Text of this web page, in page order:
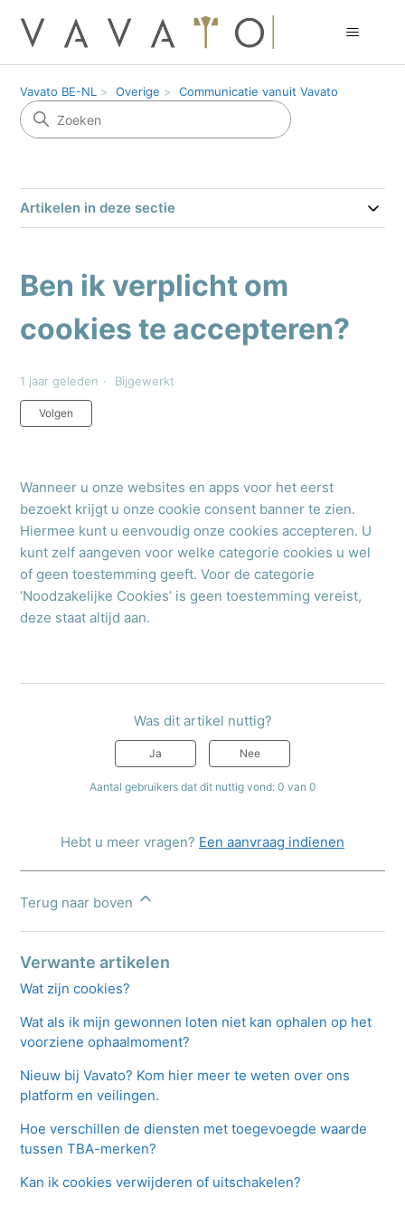
Vavato BE-NL Overige Communicatie vanuit Vavato
Artikelen in deze sectie
Ben ik verplicht om
cookies te accepteren?
1 jaar geleden Bijgewerkt
Volgen
Wanneer u onze websites en apps voor het eerst
bezoekt krijgt u onze cookie consent banner te zien.
Hiermee kunt u eenvoudig onze cookies accepteren. U
kunt zelf aangeven voor welke categorie cookies u wel
of geen toestemming geeft. Voor de categorie
‘Noodzakelijke Cookies’ is geen toestemming vereist,
deze staat altijd aan.
Was dit artikel nuttig?
Ja Nee
Aantal gebruikers dat dit nuttig vond: 0 van 0
Hebt u meer vragen? Een aanvraag indienen
Terug naar boven
Verwante artikelen
Wat zijn cookies?
Wat als ik mijn gewonnen loten niet kan ophalen op het
voorziene ophaalmoment?
Nieuw bij Vavato? Kom hier meer te weten over ons
platform en veilingen.
Hoe verschillen de diensten met toegevoegde waarde
tussen TBA-merken?
Kan ik cookies verwijderen of uitschakelen?